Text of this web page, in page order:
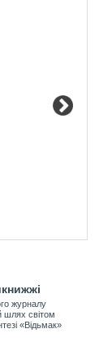
журналу
шлях світом
«Відьмак»